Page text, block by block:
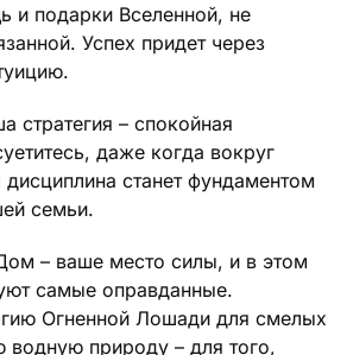
и подарки Вселенной, не
Успех придет через
стратегия – спокойная
даже когда вокруг
станет фундаментом
семьи.
– ваше место силы, и в этом
самые оправданные.
Огненной Лошади для смелых
водную природу – для того,